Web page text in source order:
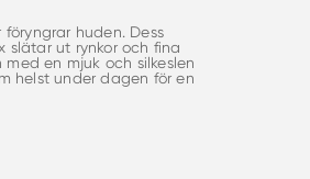
föryngrar huden. Dess
slätar ut rynkor och fina
en mjuk och silkeslen
helst under dagen för en